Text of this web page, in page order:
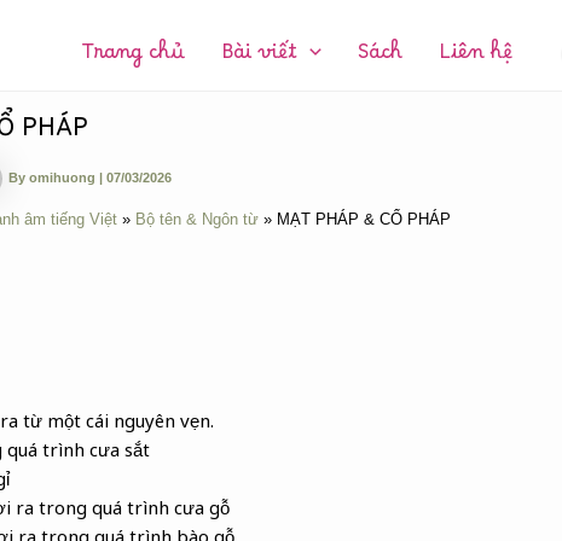
Trang chủ Bài viết Sách Liên hệ
PHÁP
By omihuong | 07/03/2026
âm tiếng Việt Bộ tên & Ngôn từ MẠT PHÁP & CỔ PHÁP
từ một cái nguyên vẹn.
trình cưa sắt
ra trong quá trình cưa gỗ